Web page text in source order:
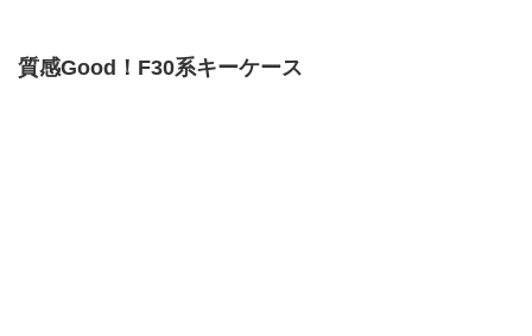
質感Good！F30系キーケース